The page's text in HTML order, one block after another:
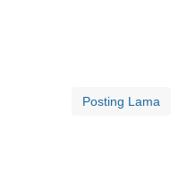
Posting Lama